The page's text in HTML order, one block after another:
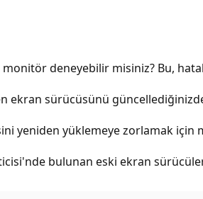
deneyebilir misiniz? Bu,
ekran sürücüsünü
yeniden yüklemeye zorlamak için
bulunan eski ekran